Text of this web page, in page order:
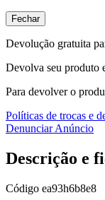
Fechar
Devolução gratuita
Devolva seu produto
Para devolver o
Políticas de trocas e
Denunciar Anúncio
Descrição e
Código ea93h6b8e8